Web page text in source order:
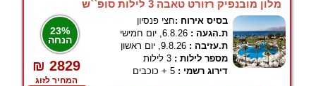
מלון מובנפיק רזורט טאבה 3 לילות סופ``ש
23%
הנחה
₪ 2829
המחיר לזוג
בסיס אירוח :חצי פנסיון
ת.הגעה : 6.8.26, יום חמישי
ת.עזיבה : 9.8.26, יום ראשון
מספר לילות : 3 לילות
דירוג רשמי : 5 + כוכבים